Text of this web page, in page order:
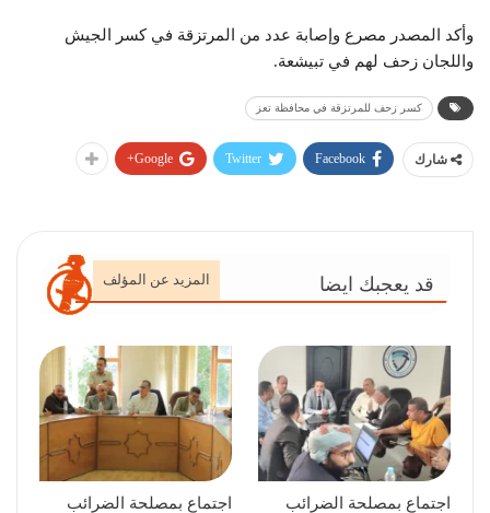
وأكد المصدر مصرع وإصابة عدد من المرتزقة في كسر الجيش
واللجان زحف لهم في تبيشعة.
كسر زحف للمرتزقة في محافظة تعز
شارك Facebook
Twitter
Google+
قد يعجبك ايضا المزيد عن المؤلف
اجتماع بمصلحة الضرائب
اجتماع بمصلحة الضرائب